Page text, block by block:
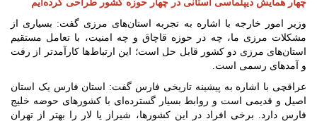
چهار همایش دیپلماسی استانی در چهار حوزه کشور طراحی کرده‌ایم
وزیر امور خارجه با اشاره به تجربه استان‌های مرزی گفت: بسیاری از
مشکلات مرزی ما، چه در حوزه قاچاق و چه امنیت، با تعامل مستقیم
استان‌های مرزی دو کشور قابل حل است؛ این ارتباط‌ها کارآمدتر از رفت
و آمدهای رسمی است.
عراقچی با اشاره به پیشینه تاریخی فارس گفت: استان فارس یک استان
اصیل و قدیمی است و روابط بسیار گسترده‌ای با کشورهای حوضه خلیج
فارس دارد. برخی افراد در این کشورها، شیراز یا لار را بهتر از تهران